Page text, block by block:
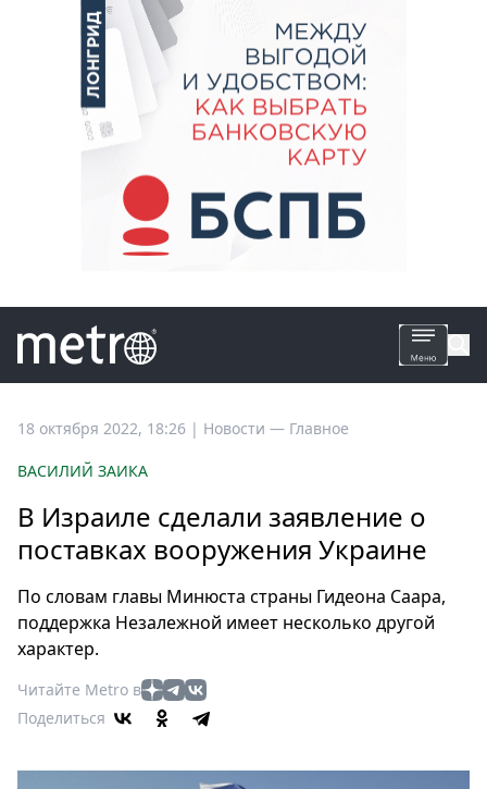
Все
Россия
Мир
Еда
Театр
Кино
18 октября 2022, 18:26 | Новости — Главное
ВАСИЛИЙ ЗАИКА
В Израиле сделали заявление о
поставках вооружения Украине
По словам главы Минюста страны Гидеона Саара,
поддержка Незалежной имеет несколько другой
характер.
Читайте Metro в
Поделиться